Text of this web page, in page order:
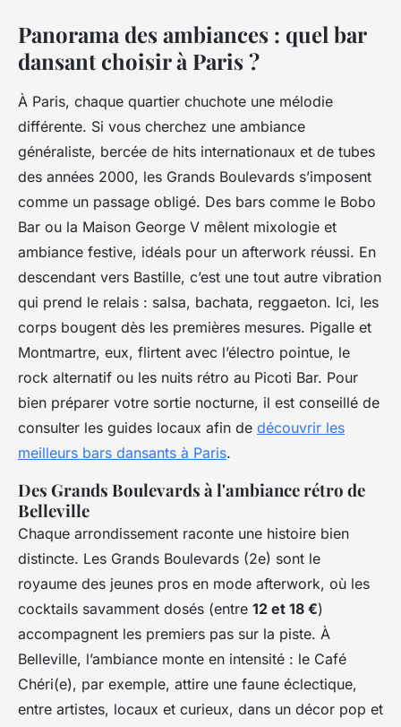
Panorama des ambiances : quel bar
dansant choisir à Paris ?
À Paris, chaque quartier chuchote une mélodie
différente. Si vous cherchez une ambiance
généraliste, bercée de hits internationaux et de tubes
des années 2000, les Grands Boulevards s’imposent
comme un passage obligé. Des bars comme le Bobo
Bar ou la Maison George V mêlent mixologie et
ambiance festive, idéals pour un afterwork réussi. En
descendant vers Bastille, c’est une tout autre vibration
qui prend le relais : salsa, bachata, reggaeton. Ici, les
corps bougent dès les premières mesures. Pigalle et
Montmartre, eux, flirtent avec l’électro pointue, le
rock alternatif ou les nuits rétro au Picoti Bar. Pour
bien préparer votre sortie nocturne, il est conseillé de
consulter les guides locaux afin de découvrir les
meilleurs bars dansants à Paris.
Des Grands Boulevards à l'ambiance rétro de
Belleville
Chaque arrondissement raconte une histoire bien
distincte. Les Grands Boulevards (2e) sont le
royaume des jeunes pros en mode afterwork, où les
cocktails savamment dosés (entre 12 et 18 €)
accompagnent les premiers pas sur la piste. À
Belleville, l’ambiance monte en intensité : le Café
Chéri(e), par exemple, attire une faune éclectique,
entre artistes, locaux et curieux, dans un décor pop et